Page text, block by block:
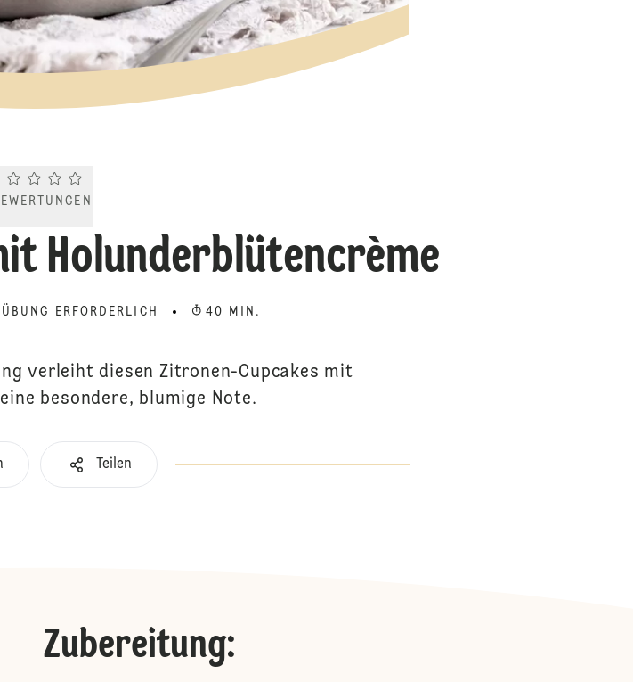
Current rating 0.0. Click to rate.
Holunderblütencrème
ERFORDERLICH 40 MIN.
verleiht diesen Zitronen-Cupcakes mit
besondere, blumige Note.
Teilen
Zubereitung: